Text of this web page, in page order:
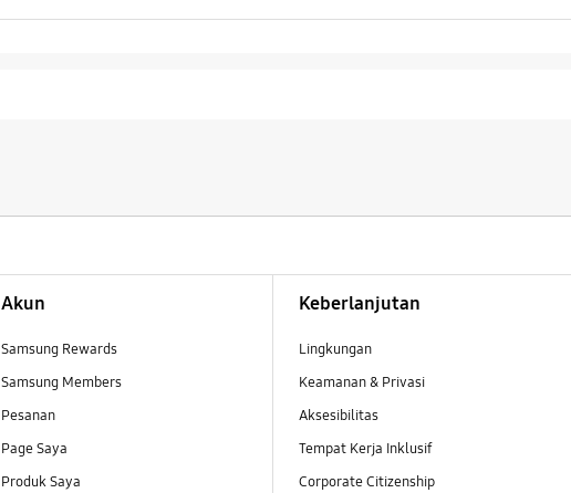
Akun
Samsung Rewards
Samsung Members
Pesanan
Page Saya
Produk Saya
Keberlanjutan
Lingkungan
Keamanan & Privasi
Aksesibilitas
Tempat Kerja Inklusif
Corporate Citizenship